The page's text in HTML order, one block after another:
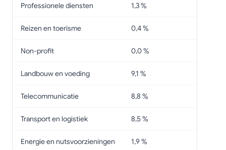
Professionele diensten 1,3 %
Reizen en toerisme 0,4 %
Non-profit 0,0 %
Landbouw en voeding 9,1 %
Telecommunicatie 8,8 %
Transport en logistiek 8,5 %
Energie en nutsvoorzieningen 1,9 %